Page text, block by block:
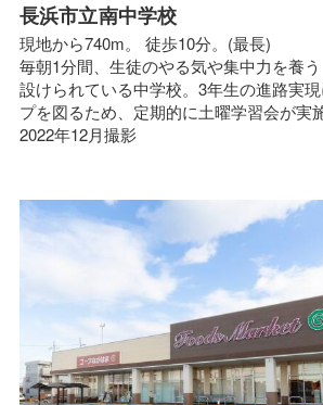
長浜市立南中学校
現地から740m。 徒歩10分。(最長)
毎朝1分間、生徒のやる気や集中力を養
設けられている中学校。3年生の進路実
プを図るため、定期的に土曜学習会が実
2022年12月撮影